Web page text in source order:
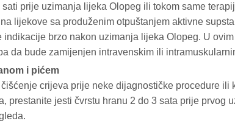
prije uzimanja lijeka Olopeg ili tokom same
lijekove sa produženim otpuštanjem aktivne
indikacije brzo nakon uzimanja lijeka Olopeg. U
da bude zamijenjen intravenskim ili
i pićem
crijeva prije neke dijagnostičke procedure ili
prestanite jesti čvrstu hranu 2 do 3 sata prije prvog